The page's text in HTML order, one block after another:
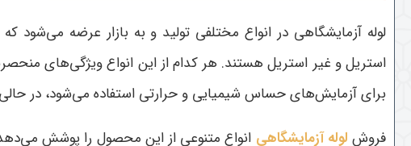
لوله آزمایشگاهی در انواع مختلفی تولید و به بازار عرضه
استریل و غیر استریل هستند. هر کدام از این انواع ویژگی‌های
برای آزمایش‌های حساس شیمیایی و حرارتی استفاده می‌شود، در حالی
فروش لوله آزمایشگاهی انواع متنوعی از این محصول را پوشش